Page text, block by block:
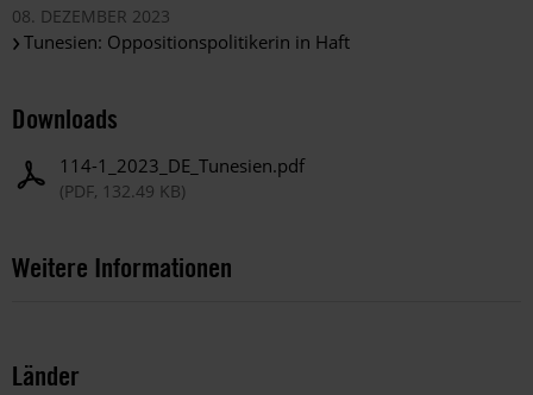
08. DEZEMBER 2023
Tunesien: Oppositionspolitikerin in Haft
Downloads
114-1_2023_DE_Tunesien.pdf
(PDF, 132.49 KB)
Weitere Informationen
Länder